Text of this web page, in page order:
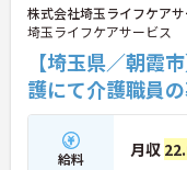
株式会社埼玉ライフケア
埼玉ライフケアサービス
【埼玉県／朝霞
護にて介護職員
給料 月収